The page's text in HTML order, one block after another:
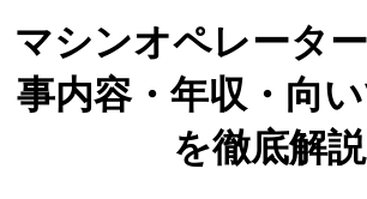
マシンオペレータ
事内容・年収・向
を徹底解説